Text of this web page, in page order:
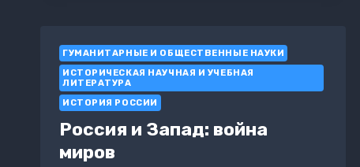
ГУМАНИТАРНЫЕ И ОБЩЕСТВЕННЫЕ НАУКИ
ИСТОРИЧЕСКАЯ НАУЧНАЯ И УЧЕБНАЯ
ЛИТЕРАТУРА
ИСТОРИЯ РОССИИ
Россия и Запад: война
миров